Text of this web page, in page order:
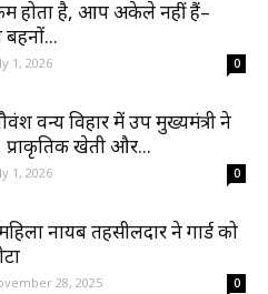
होता है, आप अकेले नहीं हैं–
1, 2026 0
वन्य विहार में उप मुख्यमंत्री ने
प्राकृतिक खेती और...
1, 2026 0
नायब तहसीलदार ने गार्ड को
28, 2025 0